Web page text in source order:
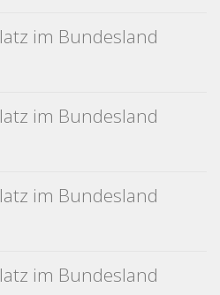
im Bundesland
im Bundesland
im Bundesland
im Bundesland